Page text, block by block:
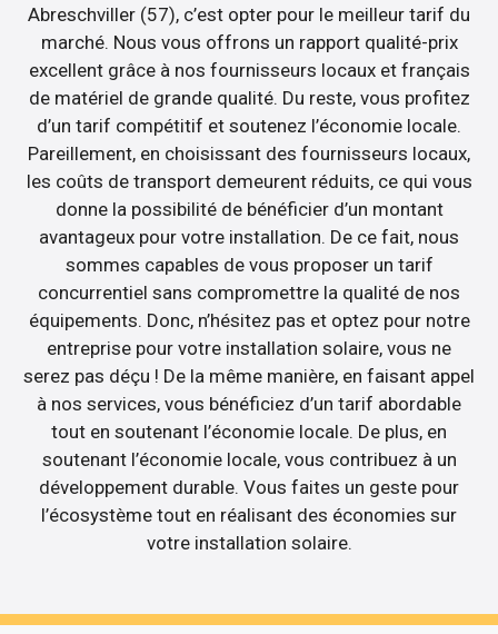
Abreschviller (57), c’est opter pour le meilleur tarif du
marché. Nous vous offrons un rapport qualité-prix
excellent grâce à nos fournisseurs locaux et français
de matériel de grande qualité. Du reste, vous profitez
d’un tarif compétitif et soutenez l’économie locale.
Pareillement, en choisissant des fournisseurs locaux,
les coûts de transport demeurent réduits, ce qui vous
donne la possibilité de bénéficier d’un montant
avantageux pour votre installation. De ce fait, nous
sommes capables de vous proposer un tarif
concurrentiel sans compromettre la qualité de nos
équipements. Donc, n’hésitez pas et optez pour notre
entreprise pour votre installation solaire, vous ne
serez pas déçu ! De la même manière, en faisant appel
à nos services, vous bénéficiez d’un tarif abordable
tout en soutenant l’économie locale. De plus, en
soutenant l’économie locale, vous contribuez à un
développement durable. Vous faites un geste pour
l’écosystème tout en réalisant des économies sur
votre installation solaire.